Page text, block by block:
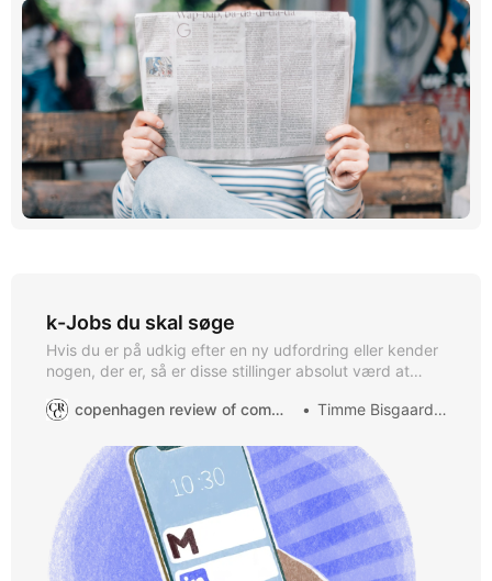
k-Jobs du skal søge
Hvis du er på udkig efter en ny udfordring eller kender
nogen, der er, så er disse stillinger absolut værd at
for kommunikation lige nu 💼 Hjælp med at dele disse
drømmejobbet her! 🔎 Leder du
copenhagen review of communication Timme Bisgaard Munk